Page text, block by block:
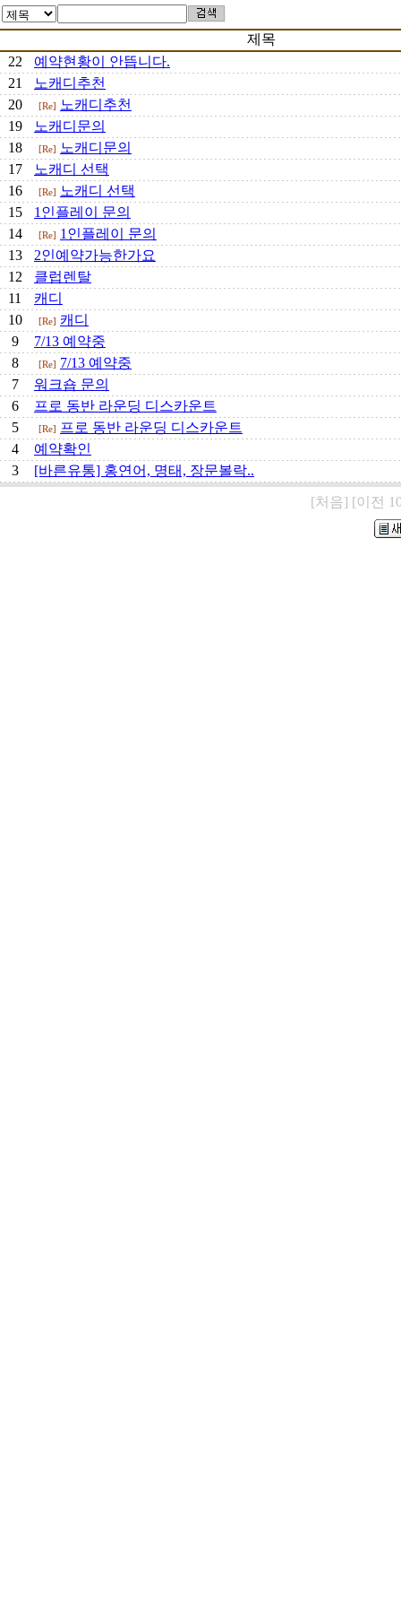
제목
22
예약현황이 안뜹니다.
21
노캐디추천
20
[Re]
노캐디추천
19
노캐디문의
18
[Re]
노캐디문의
17
노캐디 선택
16
[Re]
노캐디 선택
15
1인플레이 문의
14
[Re]
1인플레이 문의
13
2인예약가능한가요
12
클럽렌탈
11
캐디
10
[Re]
캐디
9
7/13 예약중
8
[Re]
7/13 예약중
7
워크숍 문의
6
프로 동반 라운딩 디스카운트
5
[Re]
프로 동반 라운딩 디스카운트
4
예약확인
3
[바른유통] 홍연어, 명태, 장문볼락..
[처음] [이전